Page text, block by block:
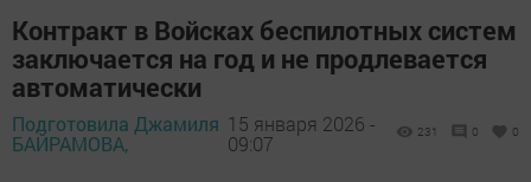
Контракт в Войсках беспилотных систем
заключается на год и не продлевается
автоматически
Подготовила Джамиля
БАЙРАМОВА,
15 января 2026 -
09:07
231 0 0